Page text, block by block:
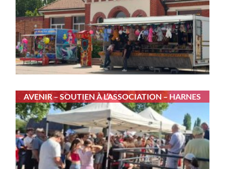
AVENIR – SOUTIEN À L’ASSOCIATION – HARNES